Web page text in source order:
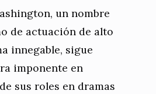
un nombre
de actuación de alto
innegable, sigue
imponente en
sus roles en dramas